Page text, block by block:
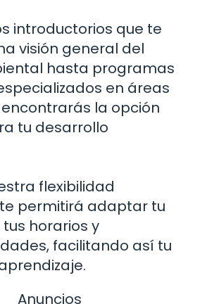
introductorios que te
visión general del
hasta programas
en áreas
la opción
tu desarrollo
flexibilidad
permitirá adaptar tu
horarios y
facilitando así tu
Anuncios